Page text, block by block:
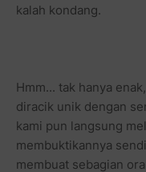
kalah kondang.
Hmm... tak hanya
diracik unik dengan
kami pun langsung
membuktikannya
membuat sebagian